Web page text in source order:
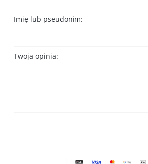
Imię lub pseudonim:
Twoja opinia: